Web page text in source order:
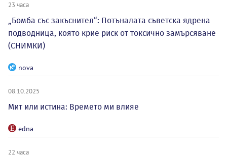
23 часа
„Бомба със закъснител“: Потъналата съветска ядрена
подводница, която крие риск от токсично замърсяване
(СНИМКИ)
nova
08.10.2025
Мит или истина: Времето ми влияе
edna
22 часа